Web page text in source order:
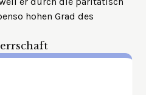
hohen Grad des